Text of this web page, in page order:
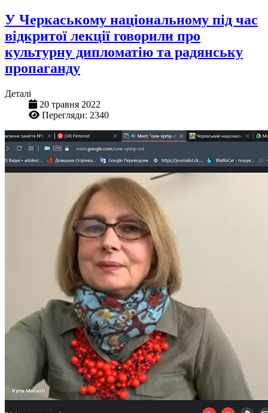
У Черкаському національному під час
відкритої лекції говорили про
культурну дипломатію та радянську
пропаганду
Деталі
20 травня 2022
Перегляди: 2340